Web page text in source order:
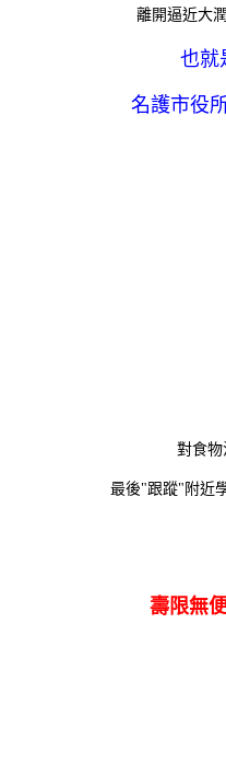
離開逼近大
也就
名護市役
對食
最後"跟蹤"附近
壽限無